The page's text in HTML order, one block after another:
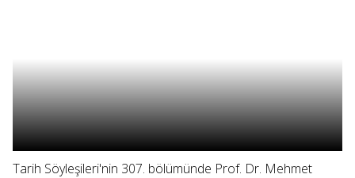
Tarih Söyleşileri'nin 307. bölümünde Prof. Dr. Mehmet